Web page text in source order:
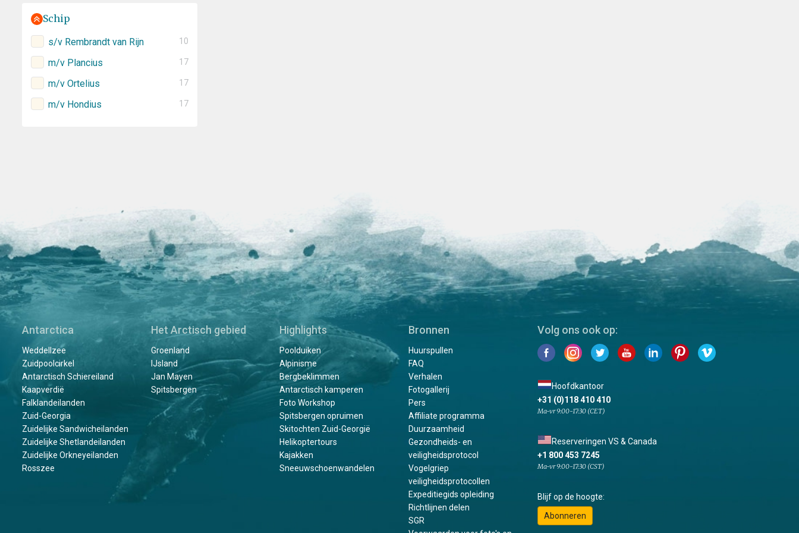
Schip
s/v Rembrandt van Rijn 10
m/v Plancius 17
m/v Ortelius 17
m/v Hondius 17
Antarctica
Weddellzee
Zuidpoolcirkel
Antarctisch Schiereiland
Kaapverdië
Falklandeilanden
Zuid-Georgia
Zuidelijke Sandwicheilanden
Zuidelijke Shetlandeilanden
Zuidelijke Orkneyeilanden
Rosszee
Het Arctisch gebied
Groenland
IJsland
Jan Mayen
Spitsbergen
Highlights
Poolduiken
Alpinisme
Bergbeklimmen
Antarctisch kamperen
Foto Workshop
Spitsbergen opruimen
Skitochten Zuid-Georgië
Helikoptertours
Kajakken
Sneeuwschoenwandelen
Bronnen
Huurspullen
FAQ
Verhalen
Fotogallerij
Pers
Affiliate programma
Duurzaamheid
Gezondheids- en
veiligheidsprotocol
Vogelgriep
veiligheidsprotocollen
Expeditiegids opleiding
Richtlijnen delen
SGR
Volg ons ook op:
Hoofdkantoor
+31 (0)118 410 410
Ma-vr 9:00-17:30 (CET)
Reserveringen VS & Canada
+1 800 453 7245
Ma-vr 9:00-17:30 (CST)
Blijf op de hoogte:
Abonneren